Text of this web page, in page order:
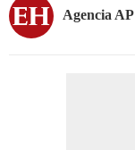
Agencia AP